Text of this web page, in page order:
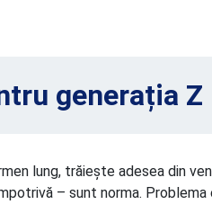
generația Z
lung, trăiește adesea din
– sunt norma.